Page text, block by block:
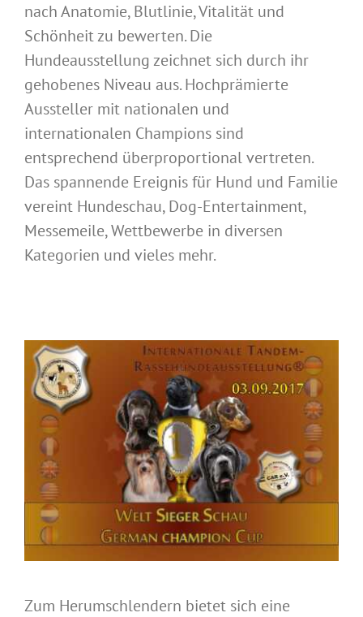
nach Anatomie, Blutlinie, Vitalität und
Schönheit zu bewerten. Die
Hundeausstellung zeichnet sich durch ihr
gehobenes Niveau aus. Hochprämierte
Aussteller mit nationalen und
internationalen Champions sind
entsprechend überproportional vertreten.
Das spannende Ereignis für Hund und Familie
vereint Hundeschau, Dog-Entertainment,
Messemeile, Wettbewerbe in diversen
Kategorien und vieles mehr.
Zum Herumschlendern bietet sich eine